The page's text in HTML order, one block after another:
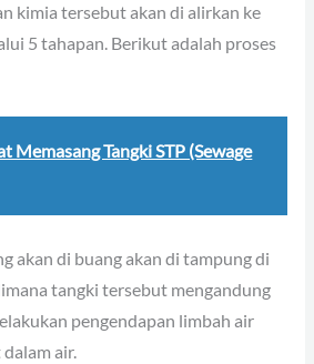
kimia tersebut akan di alirkan ke
5 tahapan. Berikut adalah proses
Memasang Tangki STP (Sewage
akan di buang akan di tampung di
tangki tersebut mengandung
pengendapan limbah air
air.